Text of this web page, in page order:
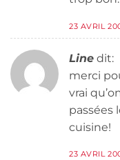
23 AVRIL
Line dit:
merci
vrai
passées
cuisine!
23 AVRIL